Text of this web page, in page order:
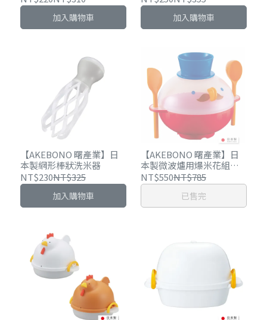
加入購物車 加入購物車
【AKEBONO 曙產業】日
本製網形棒狀洗米器
NT$230NT$325
加入購物車
【AKEBONO 曙產業】日
本製微波爐用爆米花組
（附湯匙、刮刀）
NT$550NT$785
已售完